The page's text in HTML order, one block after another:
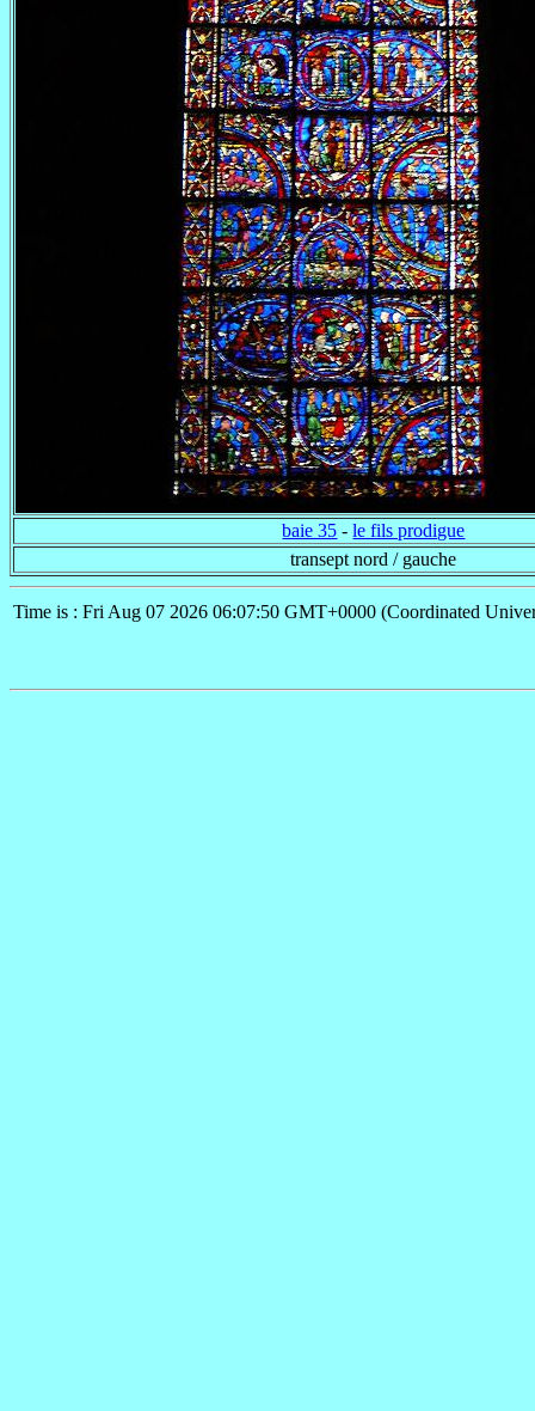
baie 35 -le fils prodigue
transept nord / gauche
Time is : Fri Aug 07 2026 06:07:50 GMT+0000 (Coordinated